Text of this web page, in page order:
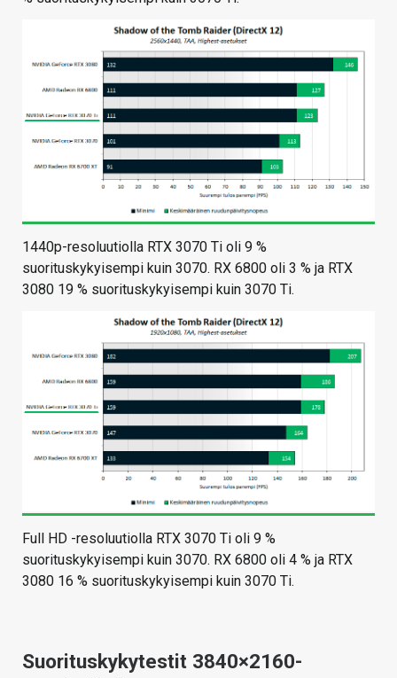
1440p-resoluutiolla RTX 3070 Ti oli 9 %
suorituskykyisempi kuin 3070. RX 6800 oli 3 % ja RTX
3080 19 % suorituskykyisempi kuin 3070 Ti.
Full HD -resoluutiolla RTX 3070 Ti oli 9 %
suorituskykyisempi kuin 3070. RX 6800 oli 4 % ja RTX
3080 16 % suorituskykyisempi kuin 3070 Ti.
Suorituskykytestit 3840×2160-